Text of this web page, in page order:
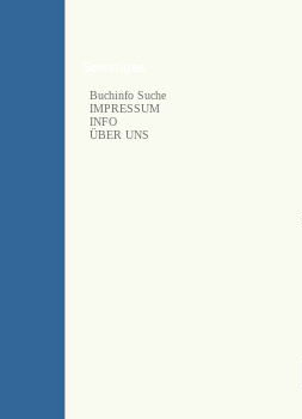
Buchinfo Suche
IMPRESSUM
INFO
ÜBER UNS